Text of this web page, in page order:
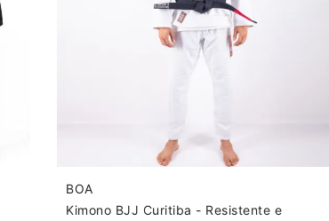
BOA
Kimono BJJ Curitiba - Resistente e